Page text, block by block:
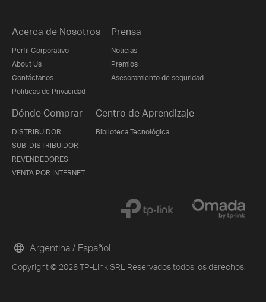
Acerca de Nosotros
Perfil Corporativo
About Us
Contáctanos
Politicas de Privacidad
Prensa
Noticias
Premios
Asesoramiento de seguridad
Dónde Comprar
DISTRIBUIDOR
SUB-DISTRIBUIDOR
REVENDEDORES
VENTA POR INTERNET
Centro de Aprendizaje
Biblioteca Tecnológica
Copyright © 2026 TP-Link SRL Reservados todos los derechos.
Argentina / Español